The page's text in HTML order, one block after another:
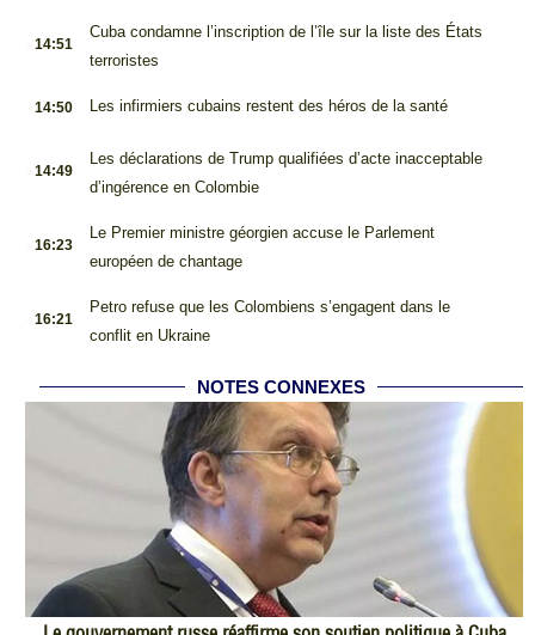
14:51
Cuba condamne l’inscription de l’île sur la liste des États
terroristes
14:50 Les infirmiers cubains restent des héros de la santé
14:49
Les déclarations de Trump qualifiées d’acte inacceptable
d’ingérence en Colombie
16:23
Le Premier ministre géorgien accuse le Parlement
européen de chantage
16:21
Petro refuse que les Colombiens s’engagent dans le
conflit en Ukraine
NOTES CONNEXES